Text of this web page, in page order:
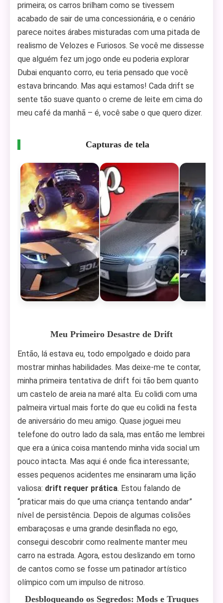
primeira; os carros brilham como se tivessem
acabado de sair de uma concessionária, e o cenário
parece noites árabes misturadas com uma pitada de
realismo de Velozes e Furiosos. Se você me dissesse
que alguém fez um jogo onde eu poderia explorar
Dubai enquanto corro, eu teria pensado que você
estava brincando. Mas aqui estamos! Cada drift se
sente tão suave quanto o creme de leite em cima do
meu café da manhã – é, você sabe o que quero dizer.
Capturas de tela
Meu Primeiro Desastre de Drift
Então, lá estava eu, todo empolgado e doido para
mostrar minhas habilidades. Mas deixe-me te contar,
minha primeira tentativa de drift foi tão bem quanto
um castelo de areia na maré alta. Eu colidi com uma
palmeira virtual mais forte do que eu colidi na festa
de aniversário do meu amigo. Quase joguei meu
telefone do outro lado da sala, mas então me lembrei
que era a única coisa mantendo minha vida social um
pouco intacta. Mas aqui é onde fica interessante;
esses pequenos acidentes me ensinaram uma lição
valiosa: drift requer prática. Estou falando de
“praticar mais do que uma criança tentando andar”
nível de persistência. Depois de algumas colisões
embaraçosas e uma grande desinflada no ego,
consegui descobrir como realmente manter meu
carro na estrada. Agora, estou deslizando em torno
de cantos como se fosse um patinador artístico
olímpico com um impulso de nitroso.
Desbloqueando os Segredos: Mods e Truques